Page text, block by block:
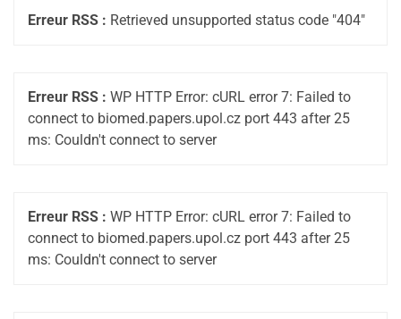
Erreur RSS : Retrieved unsupported status code "404"
Erreur RSS : WP HTTP Error: cURL error 7: Failed to
connect to biomed.papers.upol.cz port 443 after 25
ms: Couldn't connect to server
Erreur RSS : WP HTTP Error: cURL error 7: Failed to
connect to biomed.papers.upol.cz port 443 after 25
ms: Couldn't connect to server